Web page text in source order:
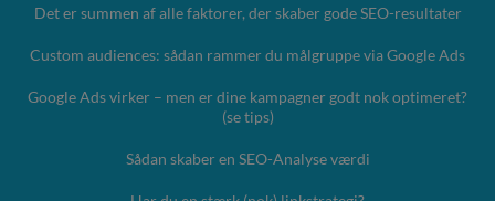
Det er summen af alle faktorer, der skaber gode SEO-resultater
Custom audiences: sådan rammer du målgruppe via Google Ads
Google Ads virker – men er dine kampagner godt nok optimeret?
(se tips)
Sådan skaber en SEO-Analyse værdi